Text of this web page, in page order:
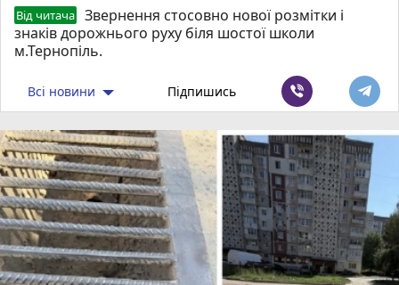
Від читача
Звернення стосовно нової розмітки і
знаків дорожнього руху біля шостої школи
м.Тернопіль.
Всі новини Підпишись